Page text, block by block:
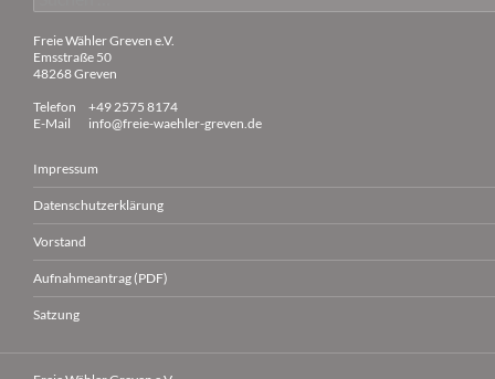
nach:
Freie Wähler Greven e.V.
Emsstraße 50
48268 Greven
Telefon
+49 2575 8174
E-Mail
info@freie-waehler-greven.de
Impressum
Datenschutzerklärung
Vorstand
Aufnahmeantrag (PDF)
Satzung